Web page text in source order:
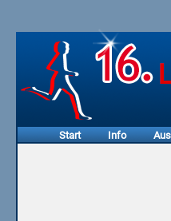
Start Info